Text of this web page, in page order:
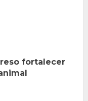
fortalecer